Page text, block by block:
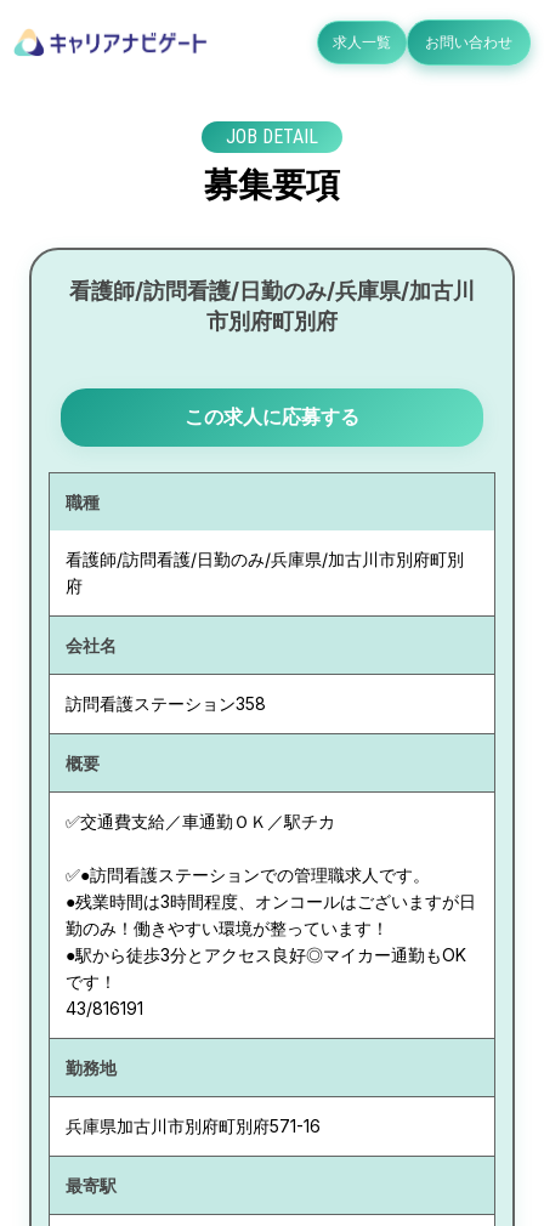
求人一覧 お問い合わせ
JOB DETAIL
募集要項
看護師/訪問看護/日勤のみ/兵庫県/加古川
市別府町別府
この求人に応募する
職種
看護師/訪問看護/日勤のみ/兵庫県/加古川市別府町別
府
会社名
訪問看護ステーション358
概要
✅交通費支給／車通勤ＯＫ／駅チカ
✅●訪問看護ステーションでの管理職求人です。
●残業時間は3時間程度、オンコールはございますが日
勤のみ！働きやすい環境が整っています！
●駅から徒歩3分とアクセス良好◎マイカー通勤もOK
です！
43/816191
勤務地
兵庫県加古川市別府町別府571-16
最寄駅